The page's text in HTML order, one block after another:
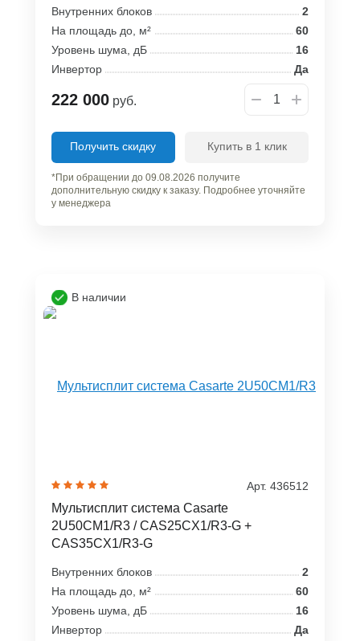
Внутренних блоков
2
На площадь до, м²
60
Уровень шума, дБ
16
Инвертор
Да
222 000 руб.
Получить скидку Купить в 1 клик
*При обращении до 09.08.2026 получите
дополнительную скидку к заказу. Подробнее уточняйте
у менеджера
В наличии
Арт. 436512
Мультисплит система Casarte
2U50CM1/R3 / CAS25CX1/R3-G +
CAS35CX1/R3-G
Внутренних блоков
2
На площадь до, м²
60
Уровень шума, дБ
16
Инвертор
Да